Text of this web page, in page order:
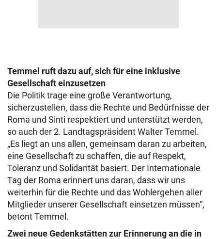
Temmel ruft dazu auf, sich für eine inklusive
Gesellschaft einzusetzen
Die Politik trage eine große Verantwortung,
sicherzustellen, dass die Rechte und Bedürfnisse der
Roma und Sinti respektiert und unterstützt werden,
so auch der 2. Landtagspräsident Walter Temmel.
„Es liegt an uns allen, gemeinsam daran zu arbeiten,
eine Gesellschaft zu schaffen, die auf Respekt,
Toleranz und Solidarität basiert. Der Internationale
Tag der Roma erinnert uns daran, dass wir uns
weiterhin für die Rechte und das Wohlergehen aller
Mitglieder unserer Gesellschaft einsetzen müssen“,
betont Temmel.
Zwei neue Gedenkstätten zur Erinnerung an die in